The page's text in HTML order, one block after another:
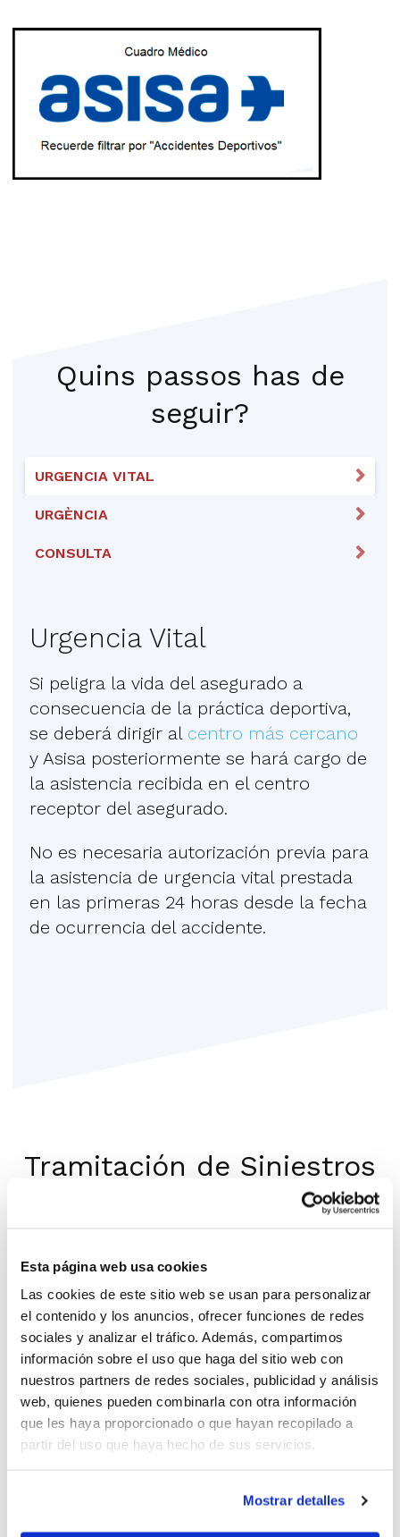
Esta página web usa cookies
Las cookies de este sitio web se usan para personalizar
el contenido y los anuncios, ofrecer funciones de redes
sociales y analizar el tráfico. Además, compartimos
información sobre el uso que haga del sitio web con
nuestros partners de redes sociales, publicidad y análisis
web, quienes pueden combinarla con otra información
que les haya proporcionado o que hayan recopilado a
partir del uso que haya hecho de sus servicios.
Mostrar detalles
Quins passos has de
seguir?
URGENCIA VITAL
URGÈNCIA
CONSULTA
Urgencia Vital
Si peligra la vida del asegurado a
consecuencia de la práctica deportiva,
se deberá dirigir al centro más cercano
y Asisa posteriormente se hará cargo de
la asistencia recibida en el centro
receptor del asegurado.
No es necesaria autorización previa para
la asistencia de urgencia vital prestada
en las primeras 24 horas desde la fecha
de ocurrencia del accidente.
Tramitación de Siniestros
y Comunicación de
Para gestionar la tramitación y autorización
de los expedientes, se deberá enviar toda la
documentación vía e-mail a las siguientes
direcciones según corresponda:
Alacant:deportivas.alicante@asisa.es
Castelló:deportivas.castellon@asisa.es
IMPORTANTE: A la hora de remitir la